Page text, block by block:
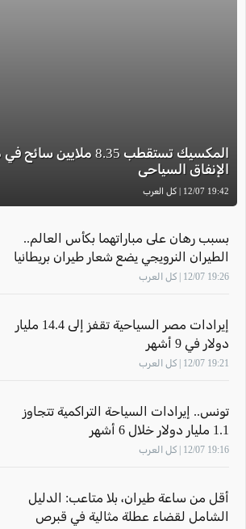
المكسيك تستقطب 8.35
الإنفاق السياحي
19:42 12/07 | كل العرب
بسبب رهان على مباراتهما بكأس العالم..
الطيران النرويجي يضع شعار طيران بريطانيا
ويلقى رواجا
19:26 12/07 | كل العرب
إيرادات مصر السياحية تقفز إلى 14.4 مليار
دولار في 9 أشهر
19:21 12/07 | كل العرب
تونس.. إيرادات السياحة التراكمية تتجاوز
1.1 مليار دولار خلال 6 أشهر
19:16 12/07 | كل العرب
أقل من ساعة طيران، بلا متاعب: الدليل
الشامل لقضاء عطلة مثالية في قبرص